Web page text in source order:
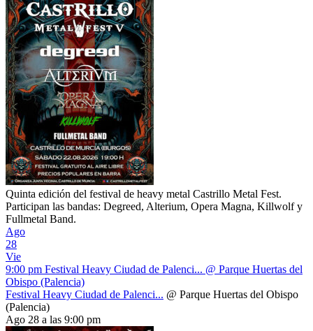
Quinta edición del festival de heavy metal Castrillo Metal Fest.
Participan las bandas: Degreed, Alterium, Opera Magna, Killwolf y
Fullmetal Band.
Ago
28
Vie
9:00 pm Festival Heavy Ciudad de Palenci... @ Parque Huertas del
Obispo (Palencia)
Festival Heavy Ciudad de Palenci... @ Parque Huertas del Obispo
(Palencia)
Ago 28 a las 9:00 pm